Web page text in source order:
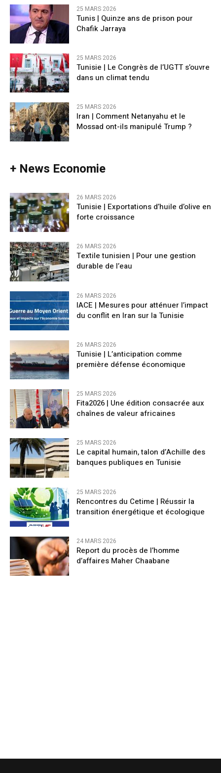
25 MARS 2026
Tunis | Quinze ans de prison pour
Chafik Jarraya
25 MARS 2026
Tunisie | Le Congrès de l’UGTT s’ouvre
dans un climat tendu
25 MARS 2026
Iran | Comment Netanyahu et le
Mossad ont-ils manipulé Trump ?
+ News Economie
26 MARS 2026
Tunisie | Exportations d’huile d’olive en
forte croissance
26 MARS 2026
Textile tunisien | Pour une gestion
durable de l’eau
26 MARS 2026
IACE | Mesures pour atténuer l’impact
du conflit en Iran sur la Tunisie
26 MARS 2026
Tunisie | L’anticipation comme
première défense économique
25 MARS 2026
Fita2026 | Une édition consacrée aux
chaînes de valeur africaines
25 MARS 2026
Le capital humain, talon d’Achille des
banques publiques en Tunisie
25 MARS 2026
Rencontres du Cetime | Réussir la
transition énergétique et écologique
24 MARS 2026
Report du procès de l’homme
d’affaires Maher Chaabane